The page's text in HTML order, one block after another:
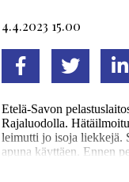
4.4.2023 15.00
FacebookTwitter
Ete­lä-Sa­von
Ra­ja­luo­dol­la.
lei­mut­ti jo iso­ja liek­ke­jä.
apu­na käyt­tä­en. En­nen